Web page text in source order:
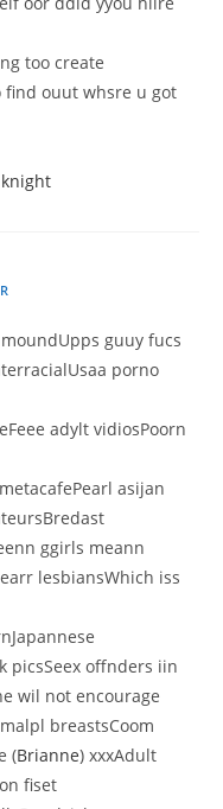
too create
find ouut whsre u got
guuy fucs
porno
adylt vidiosPoorn
asijan
ggirls meann
lesbiansWhich iss
picsSeex offnders iin
wil not encourage
breastsCoom
(Brianne) xxxAdult
fiset